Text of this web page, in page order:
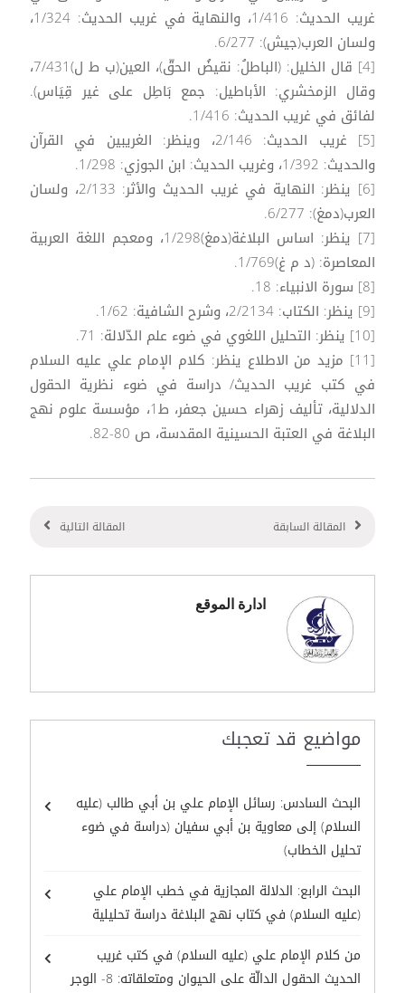
غريب الحديث: 1/416، والنهاية في غريب الحديث: 1/324،
ولسان العرب(جيش): 6/277.
[4] قال الخليل: (الباطلُ: نقيضُ الحقّ)، العين(ب ط ل)7/431،
وقال الزمخشري: الأباطيل: جمع بَاطِل على غير قِيَاس).
لفائق في غريب الحديث: 1/416.
[5] غريب الحديث: 2/146، وينظر: الغريبين في القرآن
والحديث: 1/392، وغريب الحديث: ابن الجوزي: 1/298.
[6] ينظر: النهاية في غريب الحديث والأثر: 2/133، ولسان
العرب(دمغ): 6/277.
[7] ينظر: اساس البلاغة(دمغ)1/298، ومعجم اللغة العربية
المعاصرة: (د م غ)1/769.
[8] سورة الانبياء: 18.
[9] ينظر: الكتاب: 2/2134، وشرح الشافية: 1/62.
[10] ينظر: التحليل اللغوي في ضوء علم الدّلالة: 71.
[11] مزيد من الاطلاع ينظر: كلام الإمام علي عليه السلام
في كتب غريب الحديث/ دراسة في ضوء نظرية الحقول
الدلالية، تأليف زهراء حسين جعفر، ط1، مؤسسة علوم نهج
البلاغة في العتبة الحسينية المقدسة، ص 80-82.
المقالة السابقة المقالة التالية
ادارة الموقع
مواضيع قد تعجبك
البحث السادس: رسائل الإمام علي بن أبي طالب (عليه
السلام) إلى معاوية بن أبي سفيان (دراسة في ضوء
تحليل الخطاب)
البحث الرابع: الدلالة المجازية في خطب الإمام علي
(عليه السلام) في كتاب نهج البلاغة دراسة تحليلية
من كلام الإمام علي (عليه السلام) في كتب غريب
الحديث الحقول الدالّة على الحيوان ومتعلقاته: 8- الوجر